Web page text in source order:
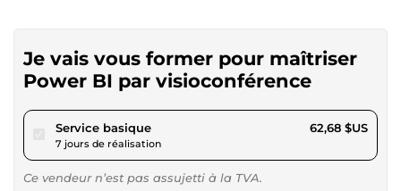
Je vais vous former pour maîtriser
Power BI par visioconférence
Service basiquepour 57,77 $US
7 jours de réalisation
62,68 $US
Ce vendeur n’est pas assujetti à la TVA.